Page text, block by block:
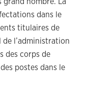
dans le
titulaires de
l’administration
des corps de
postes dans le